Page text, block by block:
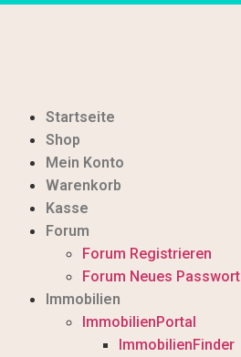
Startseite
Shop
Mein Konto
Warenkorb
Kasse
Forum
Forum Registrieren
Forum Neues Passwort
Immobilien
ImmobilienPortal
ImmobilienFinder